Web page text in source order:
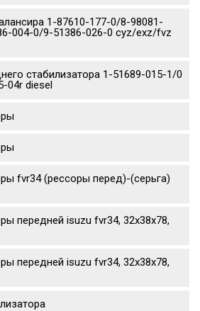
1-87610-177-0/8-98081-
004-0/9-51386-026-0 cyz/exz/fvz
стабилизатора 1-51689-015-1/0
04r diesel
fvr34 (рессоры перед)-(серьга)
передней isuzu fvr34, 32x38x78,
передней isuzu fvr34, 32x38x78,